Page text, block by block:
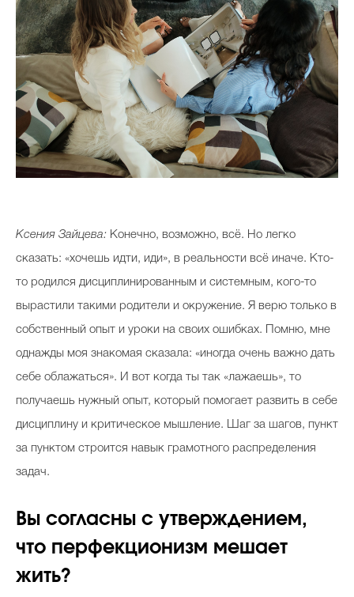
Ксения Зайцева: Конечно, возможно, всё. Но легко
сказать: «хочешь идти, иди», в реальности всё иначе. Кто-
то родился дисциплинированным и системным, кого-то
вырастили такими родители и окружение. Я верю только в
собственный опыт и уроки на своих ошибках. Помню, мне
однажды моя знакомая сказала: «иногда очень важно дать
себе облажаться». И вот когда ты так «лажаешь», то
получаешь нужный опыт, который помогает развить в себе
дисциплину и критическое мышление. Шаг за шагов, пункт
за пунктом строится навык грамотного распределения
задач.
Вы согласны с утверждением,
что перфекционизм мешает
жить?